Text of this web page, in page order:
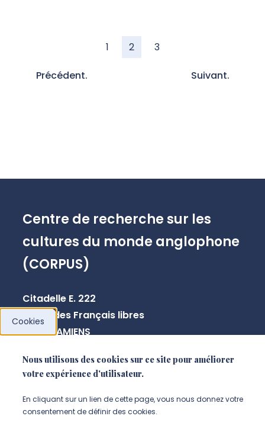
1 2 3
Précédent. Suivant.
Centre de recherche sur les
cultures du monde anglophone
(CORPUS)
Citadelle E. 222
10 rue des Français libres
80080 AMIENS
NOUS CONTACTER
Cookies
Nous utilisons des cookies sur ce site pour améliorer
votre expérience d'utilisateur.
En cliquant sur un lien de cette page, vous nous donnez votre
consentement de définir des cookies.